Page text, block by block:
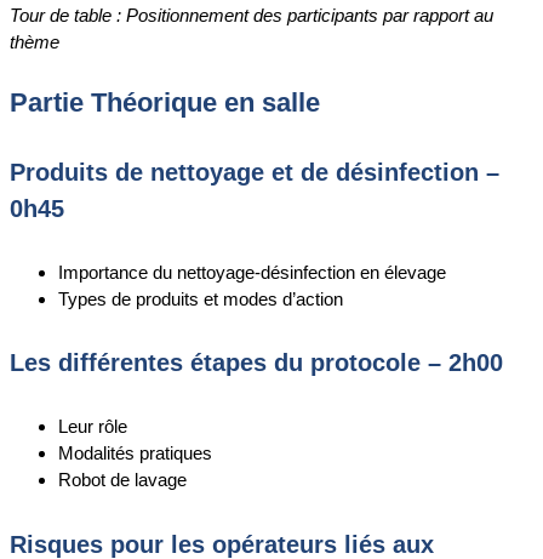
Tour de table : Positionnement des participants par rapport au
thème
Partie Théorique en salle
Produits de nettoyage et de désinfection –
0h45
Importance du nettoyage-désinfection en élevage
Types de produits et modes d’action
Les différentes étapes du protocole – 2h00
Leur rôle
Modalités pratiques
Robot de lavage
Risques pour les opérateurs liés aux